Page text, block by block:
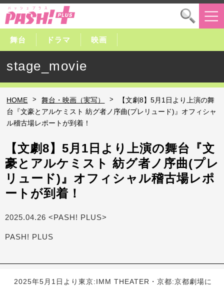
舞台 ドラマ 映画
stage_movie
HOME > 舞台・映画（実写） >
【文劇8】5月1日より上演の舞
台『文豪とアルケミスト 紡グ者ノ序曲(プレリュード)』オフィシャ
ル稽古場レポートが到着！
【文劇8】5月1日より上演の舞台『文
豪とアルケミスト 紡グ者ノ序曲(プレ
リュード)』オフィシャル稽古場レポ
ートが到着！
2025.04.26 <PASH! PLUS>
PASH! PLUS
2025年5月1日より東京:IMM THEATER・京都:京都劇場に